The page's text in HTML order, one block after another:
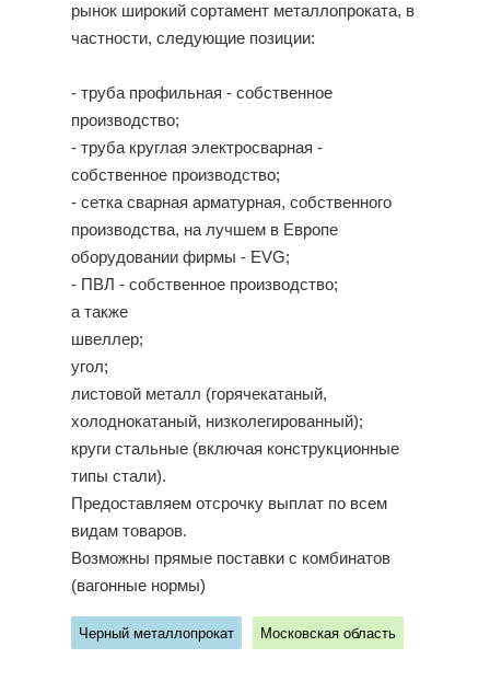
рынок широкий сортамент металлопроката, в
частности, следующие позиции:
- труба профильная - собственное
производство;
- труба круглая электросварная -
собственное производство;
- сетка сварная арматурная, собственного
производства, на лучшем в Европе
оборудовании фирмы - EVG;
- ПВЛ - собственное производство;
а также
швеллер;
угол;
листовой металл (горячекатаный,
холоднокатаный, низколегированный);
круги стальные (включая конструкционные
типы стали).
Предоставляем отсрочку выплат по всем
видам товаров.
Возможны прямые поставки с комбинатов
(вагонные нормы)
Черный металлопрокат Московская область